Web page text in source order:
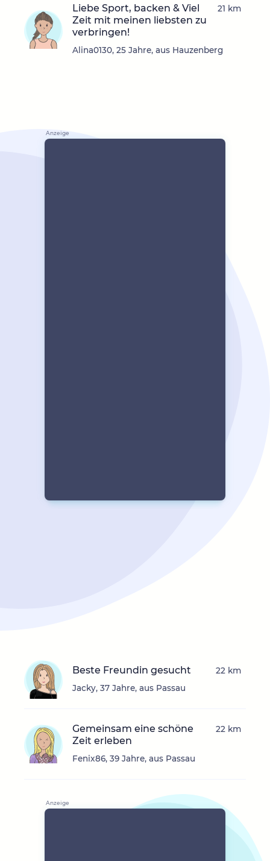
Liebe Sport, backen & Viel
Zeit mit meinen liebsten zu
verbringen!
Alina0130, 25 Jahre, aus Hauzenberg
21 km
Beste Freundin gesucht
Jacky, 37 Jahre, aus Passau
22 km
Gemeinsam eine schöne
Zeit erleben
Fenix86, 39 Jahre, aus Passau
22 km